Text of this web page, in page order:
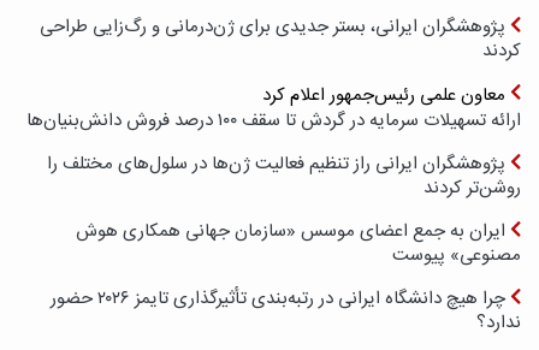
پژوهشگران ایرانی، بستر جدیدی برای ژن‌درمانی و رگ‌زایی طراحی
کردند
معاون علمی رئیس‌جمهور اعلام کرد
ارائه تسهیلات سرمایه در گردش تا سقف ۱۰۰ درصد فروش دانش‌بنیان‌ها
پژوهشگران ایرانی راز تنظیم فعالیت ژن‌ها در سلول‌های مختلف را
روشن‌تر کردند
ایران به جمع اعضای موسس «سازمان جهانی همکاری هوش
مصنوعی» پیوست
چرا هیچ دانشگاه ایرانی در رتبه‌بندی تأثیرگذاری تایمز ۲۰۲۶ حضور
ندارد؟